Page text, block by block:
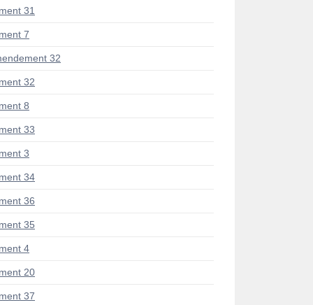
31
7
32
32
8
33
3
34
36
35
4
20
37